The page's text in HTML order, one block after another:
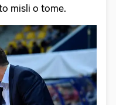
misli o tome.